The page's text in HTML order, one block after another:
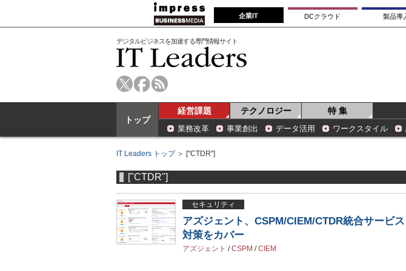
企業IT DCクラウド 製品導
デジタルビジネスを加速する専門情報サイト
トップ
経営課題 テクノロジー 特 集
業務改革 事業創出 データ活用 ワークスタイル
IT Leaders トップ＞ ["CTDR"]
["CTDR"]
セキュリティ
アズジェント、CSPM/CIEM/CTDR統合サービ
対策をカバー
アズジェント /CSPM /CIEM